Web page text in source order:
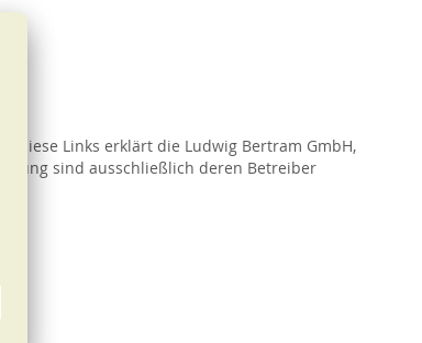
diese Links erklärt die Ludwig Bertram GmbH,
sind ausschließlich deren Betreiber